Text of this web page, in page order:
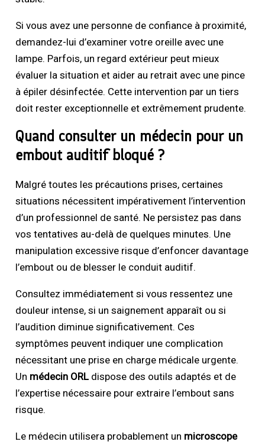
Si vous avez une personne de confiance à proximité,
demandez-lui d’examiner votre oreille avec une
lampe. Parfois, un regard extérieur peut mieux
évaluer la situation et aider au retrait avec une pince
à épiler désinfectée. Cette intervention par un tiers
doit rester exceptionnelle et extrêmement prudente.
Quand consulter un médecin pour un
embout auditif bloqué ?
Malgré toutes les précautions prises, certaines
situations nécessitent impérativement l’intervention
d’un professionnel de santé. Ne persistez pas dans
vos tentatives au-delà de quelques minutes. Une
manipulation excessive risque d’enfoncer davantage
l’embout ou de blesser le conduit auditif.
Consultez immédiatement si vous ressentez une
douleur intense, si un saignement apparaît ou si
l’audition diminue significativement. Ces
symptômes peuvent indiquer une complication
nécessitant une prise en charge médicale urgente.
Un médecin ORL dispose des outils adaptés et de
l’expertise nécessaire pour extraire l’embout sans
risque.
Le médecin utilisera probablement un microscope